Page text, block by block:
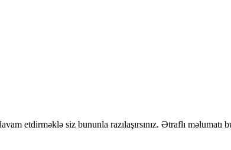
etdirməklə siz bununla razılaşırsınız. Ətraflı məlumatı